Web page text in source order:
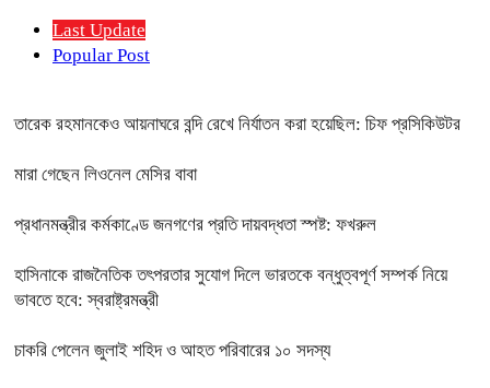
Last Update
Popular Post
তারেক রহমানকেও আয়নাঘরে বন্দি রেখে নির্যাতন করা হয়েছিল: চিফ প্রসিকিউটর
মারা গেছেন লিওনেল মেসির বাবা
প্রধানমন্ত্রীর কর্মকাণ্ডে জনগণের প্রতি দায়বদ্ধতা স্পষ্ট: ফখরুল
হাসিনাকে রাজনৈতিক তৎপরতার সুযোগ দিলে ভারতকে বন্ধুত্বপূর্ণ সম্পর্ক নিয়ে
ভাবতে হবে: স্বরাষ্ট্রমন্ত্রী
চাকরি পেলেন জুলাই শহিদ ও আহত পরিবারের ১০ সদস্য